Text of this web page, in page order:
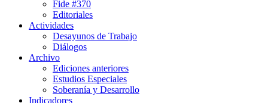
Fide #370
Editoriales
Actividades
Desayunos de Trabajo
Diálogos
Archivo
Ediciones anteriores
Estudios Especiales
Soberanía y Desarrollo
Indicadores